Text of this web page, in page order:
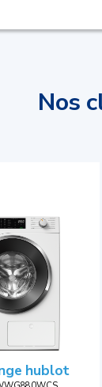
Nos
hublot